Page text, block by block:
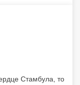
Стамбула, то